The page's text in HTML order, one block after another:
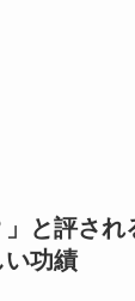
」と評さ
い功績